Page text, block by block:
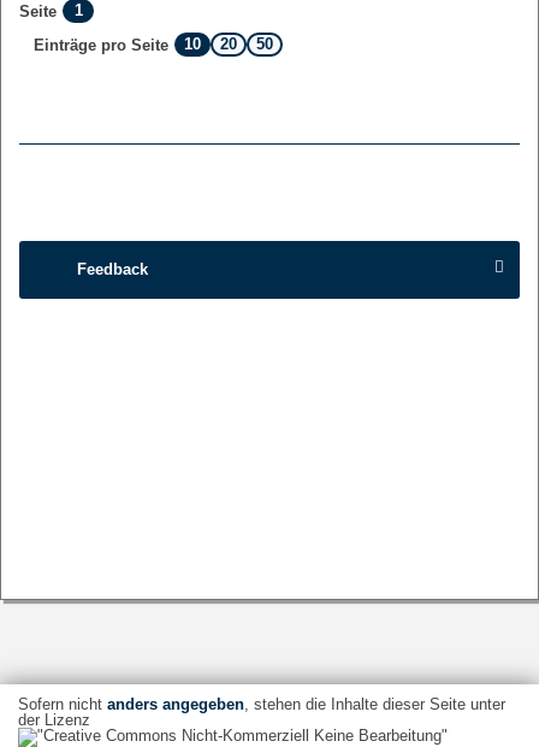
Seite
1
Einträge pro Seite
10 20 50
Feedback
Sofern nicht anders angegeben, stehen die Inhalte dieser Seite unter
der Lizenz